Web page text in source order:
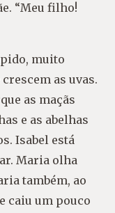
“Meu filho!
muito
as uvas.
as maçãs
e as abelhas
Isabel está
Maria olha
também, ao
caiu um pouco